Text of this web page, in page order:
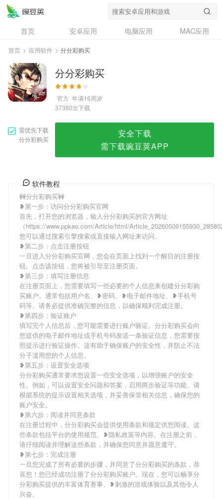
首页 安卓应用 电脑应用
MAC应用
资讯
专题
问答
首页 > 应用软件 > 分分彩购买
分分彩购买
官方 年满16周岁
37380次下载
需优先下载
分分彩购买
安全下载
需下载豌豆荚APP
软件教程
🚧分分彩购买🚧
❥第一步：访问分分彩购买官网
首先，打开您的浏览器，输入分分彩购买的官方网址
（https://www.ppkao.com/Article/html/
您可以通过搜索引擎搜索或直接输入网址来访问。
❥第二步：点击注册按钮
一旦进入分分彩购买官网，您会在页面上找到一个醒目的注册按
钮。点击该按钮，您将被引导至注册页面。
❥第三步：填写注册信息
在注册页面上，您需要填写一些必要的个人信息来创建分分彩购
买账户。通常包括用户名、❥密码、❥电子邮件地址、❥手机号
码等。请务必提供准确完整的信息，以确保顺利完成注册。
❥第四步：验证账户
填写完个人信息后，您可能需要进行账户验证。分分彩购买会向
您提供的电子邮件地址或手机号码发送一条验证信息，您需要按
照提示进行验证操作。这有助于确保账户的安全性，并防止不法
分子滥用您的个人信息。
❥第五步：设置安全选项
分分彩购买通常要求您设置一些安全选项，以增强账户的安全
性。例如，可以设置安全问题和答案，启用两步验证等功能。请
根据系统的提示设置相关选项，并妥善保管相关信息，确保您的
账户安全。
❥第六步：阅读并同意条款
在注册过程中，分分彩购买会提供使用条款和规定供您阅读。这
些条款包括平台的使用规范、❥隐私政策等内容。在注册之前，
请仔细阅读并理解这些条款，并确保您同意并愿意遵守。
❥第七步：完成注册
一旦您完成了所有必要的步骤，并同意了分分彩购买的条款，恭
喜您！您已经成功注册了分分彩购买账户。现在，您可以畅享分
分彩购买提供的丰富体育赛事、❥刺激的游戏体验以及其他令人
兴奋。